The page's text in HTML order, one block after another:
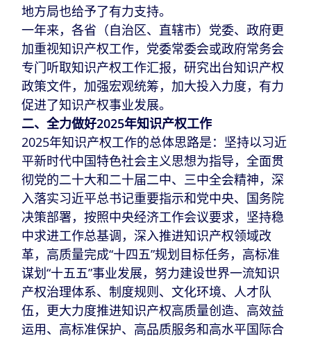
地方局也给予了有力支持。
一年来，各省（自治区、直辖市）党委、政府更
加重视知识产权工作，党委常委会或政府常务会
专门听取知识产权工作汇报，研究出台知识产权
政策文件，加强宏观统筹，加大投入力度，有力
促进了知识产权事业发展。
二、全力做好2025年知识产权工作
2025年知识产权工作的总体思路是：坚持以习近
平新时代中国特色社会主义思想为指导，全面贯
彻党的二十大和二十届二中、三中全会精神，深
入落实习近平总书记重要指示和党中央、国务院
决策部署，按照中央经济工作会议要求，坚持稳
中求进工作总基调，深入推进知识产权领域改
革，高质量完成“十四五”规划目标任务，高标准
谋划“十五五”事业发展，努力建设世界一流知识
产权治理体系、制度规则、文化环境、人才队
伍，更大力度推进知识产权高质量创造、高效益
运用、高标准保护、高品质服务和高水平国际合